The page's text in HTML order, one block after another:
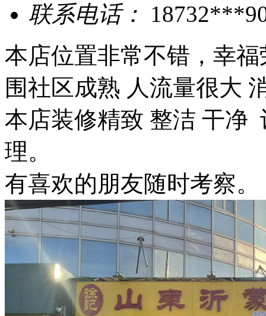
联系电话：
本店位置非常不错，幸
围社区成熟 人流量很大
本店装修精致 整洁 干净
理。
有喜欢的朋友随时考察。